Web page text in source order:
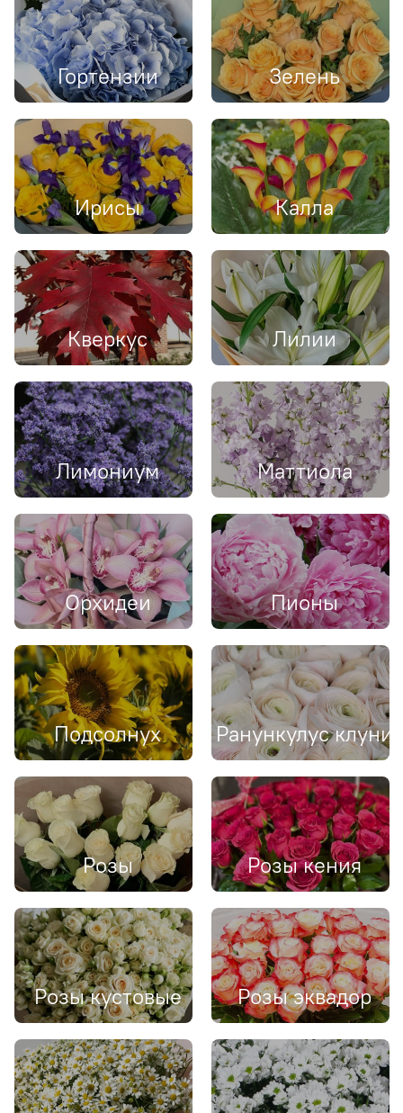
Гортензии Зелень
Ирисы Калла
Кверкус Лилии
Лимониум Маттиола
Орхидеи Пионы
Подсолнух Ранункулус клуни
Розы Розы кения
Розы кустовые Розы эквадор